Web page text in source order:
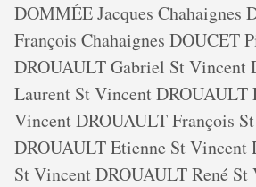
DOMMÉE Jacques Chahaignes
François Chahaignes DOUCET
DROUAULT Gabriel St Vincent
Laurent St Vincent DROUAULT
Vincent DROUAULT François
DROUAULT Etienne St Vincent
St Vincent DROUAULT René St